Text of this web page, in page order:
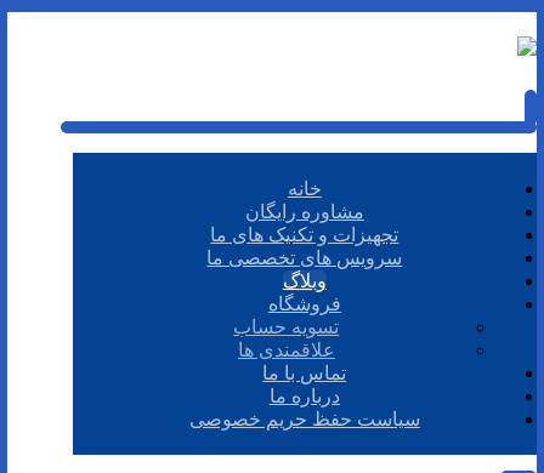
خانه
مشاوره رایگان
تجهیزات و تکنیک های ما
سرویس های تخصصی ما
وبلاگ
فروشگاه
تسویه حساب
علاقمندی ها
تماس با ما
درباره ما
سیاست حفظ حریم خصوصی